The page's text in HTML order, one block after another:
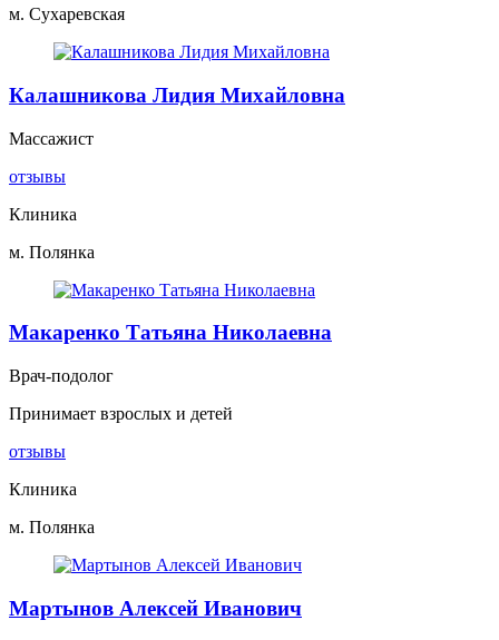
м. Сухаревская
Калашникова Лидия Михайловна
Массажист
отзывы
Клиника
м. Полянка
Макаренко Татьяна Николаевна
Врач-подолог
Принимает взрослых и детей
отзывы
Клиника
м. Полянка
Мартынов Алексей Иванович